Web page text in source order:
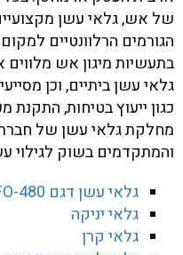
של אש, גלאי עשן
הגורמים הרלוונטיים
בתעשיות מיגון אש
גלאי עשן ביתיים, וכן
כגון ייעוץ בטיחות, התקנת
מחלקת גלאי עשן של
והמתקדמים בשוק לגילוי
גלאי עשן דגם 480-TFO
גלאי יניקה
גלאי קרן